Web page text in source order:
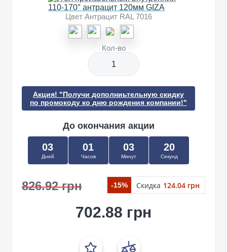
Цвет Антрацит RAL 7016
Кол-во
Акция! "Получи дополниьтельную скидку
по промокоду ко дню рождения компании!"
До окончания акции
03
Дней
01
Часов
03
Минут
20
Секунд
826.92 грн -15% Скидка 124.04 грн
702.88 грн